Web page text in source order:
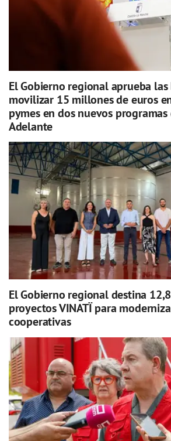
El Gobierno regional aprueba las
movilizar 15 millones de euros
pymes en dos nuevos
Adelante
El Gobierno regional destina
proyectos VINATÏ para
cooperativas